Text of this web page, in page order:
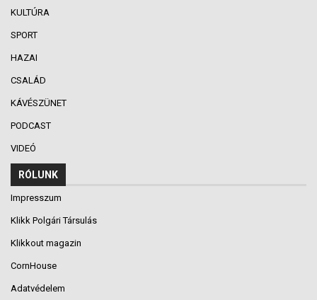
KULTÚRA
SPORT
HAZAI
CSALÁD
KÁVÉSZÜNET
PODCAST
VIDEÓ
RÓLUNK
Impresszum
Klikk Polgári Társulás
Klikkout magazin
CornHouse
Adatvédelem